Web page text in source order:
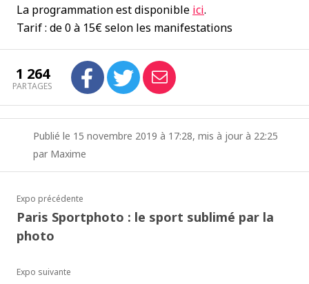
La programmation est disponible ici.
Tarif : de 0 à 15€ selon les manifestations
1 264
PARTAGES
Publié le 15 novembre 2019 à 17:28, mis à jour à 22:25
par Maxime
Expo précédente
Paris Sportphoto : le sport sublimé par la
photo
Expo suivante